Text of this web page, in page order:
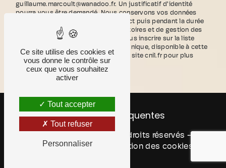
guillaume.marcoult@wanadoo.fr. Un justificatif d'identité
pourra vous être demandé. Nous conservons vos données
pendant la période de prise de contact puis pendant la durée
de prescription légale aux fins probatoires et de gestion des
contentieux. Vous avez le droit de vous inscrire sur la liste
d'opposition au démarchage téléphonique, disponible à cette
adresse: Bloctel.gouv.fr. Consultez le site cnil.fr pour plus
d’informations sur vos droits.
Recherches fréquentes
- 2026 - Tous droits réservés -
Mentions légales
Gestion des cookies
Ce site utilise des cookies et
vous donne le contrôle sur
ceux que vous souhaitez
activer
Tout accepter
Tout refuser
Personnaliser